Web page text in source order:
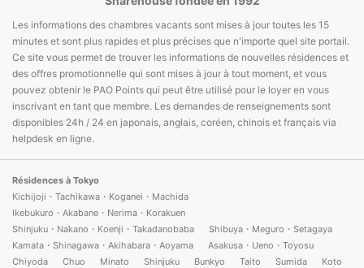
Les informations des chambres vacants sont mises à jour toutes les 15
minutes et sont plus rapides et plus précises que n'importe quel site portail.
Ce site vous permet de trouver les informations de nouvelles résidences et
des offres promotionnelle qui sont mises à jour à tout moment, et vous
pouvez obtenir le PAO Points qui peut être utilisé pour le loyer en vous
inscrivant en tant que membre. Les demandes de renseignements sont
disponibles 24h / 24 en japonais, anglais, coréen, chinois et français via
helpdesk en ligne.
Résidences à Tokyo
Kichijoji・Tachikawa・Koganei・Machida
Ikebukuro・Akabane・Nerima・Korakuen
Shinjuku・Nakano・Koenji・Takadanobaba
Shibuya・Meguro・Setagaya
Kamata・Shinagawa・Akihabara・Aoyama
Asakusa・Ueno・Toyosu
Chiyoda
Chuo Minato Shinjuku Bunkyo Taito Sumida
Koto